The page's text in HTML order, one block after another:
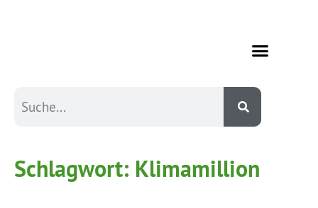
Schlagwort: Klimamillion